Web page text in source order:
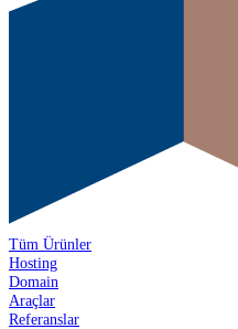
Tüm Ürünler
Hosting
Domain
Araçlar
Referanslar